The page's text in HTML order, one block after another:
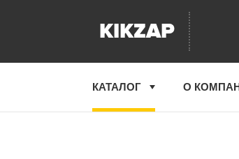
KIKZAP
КАТАЛОГ О